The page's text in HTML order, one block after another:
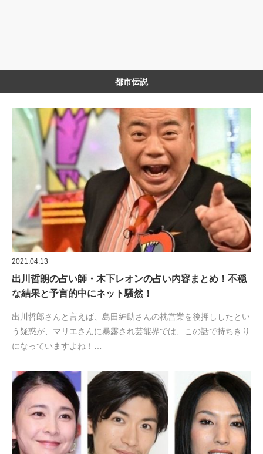
都市伝説
2021.04.13
出川哲朗の占い師・木下レオンの占い内容まとめ！不穏
な結果と予言的中にネット騒然！
出川哲郎さんと言えば、島田紳助さんの枕営業を後押ししたとい
う疑惑が、マリエさんに暴露され芸能界では、この話で持ちきり
になっていますよね！…